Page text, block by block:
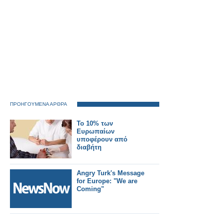
ΠΡΟΗΓΟΥΜΕΝΑ ΑΡΘΡΑ
Το 10% των
Ευρωπαίων
υποφέρουν από
διαβήτη
Angry Turk's Message
for Europe: "We are
Coming"